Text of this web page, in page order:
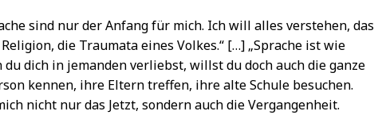
sind nur der Anfang für mich. Ich will alles verstehen, das
die Traumata eines Volkes.“ […] „Sprache ist wie
du dich in jemanden verliebst, willst du doch auch die ganze
kennen, ihre Eltern treffen, ihre alte Schule besuchen.
nicht nur das Jetzt, sondern auch die Vergangenheit.